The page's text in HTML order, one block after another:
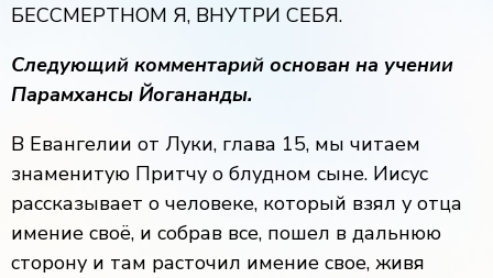
БЕССМЕРТНОМ Я, ВНУТРИ СЕБЯ.
Следующий комментарий основан на учении
Парамхансы Йогананды.
В Евангелии от Луки, глава 15, мы читаем
знаменитую Притчу о блудном сыне. Иисус
рассказывает о человеке, который взял у отца
имение своё, и собрав все, пошел в дальнюю
сторону и там расточил имение свое, живя